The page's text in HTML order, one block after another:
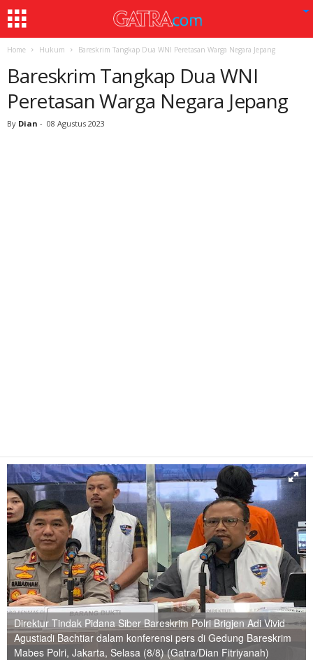
Home Hukum Bareskrim Tangkap Dua WNI Peretasan Warga Negara Jepang
Bareskrim Tangkap Dua WNI
Peretasan Warga Negara Jepang
By Dian - 08 Agustus 2023
Direktur Tindak Pidana Siber Bareskrim Polri Brigjen Adi Vivid
Agustiadi Bachtiar dalam konferensi pers di Gedung Bareskrim
Mabes Polri, Jakarta, Selasa (8/8) (Gatra/Dian Fitriyanah)